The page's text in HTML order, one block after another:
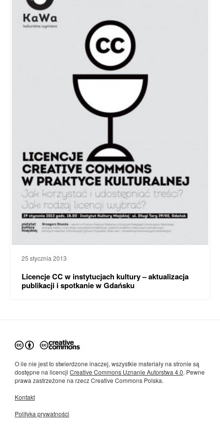
25 stycznia 2013
Licencje CC w instytucjach kultury – aktualizacja
publikacji i spotkanie w Gdańsku
O ile nie jest to stwierdzone inaczej, wszystkie materiały na stronie są
dostępne na licencji Creative Commons Uznanie Autorstwa 4.0. Pewne
prawa zastrzeżone na rzecz Creative Commons Polska.
Kontakt
Polityka prywatności